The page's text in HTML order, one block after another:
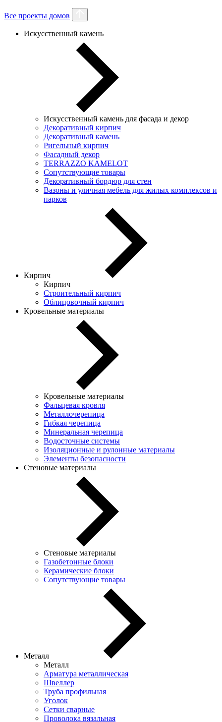
Все проекты домов
Искусственный камень
Искусственный камень для фасада и декор
Декоративный кирпич
Декоративный камень
Ригельный кирпич
Фасадный декор
TERRAZZO KAMELOT
Сопутствующие товары
Декоративный бордюр для стен
Вазоны и уличная мебель для жилых комплексов и
парков
Кирпич
Кирпич
Строительный кирпич
Облицовочный кирпич
Кровельные материалы
Кровельные материалы
Фальцевая кровля
Металлочерепица
Гибкая черепица
Минеральная черепица
Водосточные системы
Изоляционные и рулонные материалы
Элементы безопасности
Стеновые материалы
Стеновые материалы
Газобетонные блоки
Керамические блоки
Сопутствующие товары
Металл
Металл
Арматура металлическая
Швеллер
Труба профильная
Уголок
Сетки сварные
Проволока вязальная